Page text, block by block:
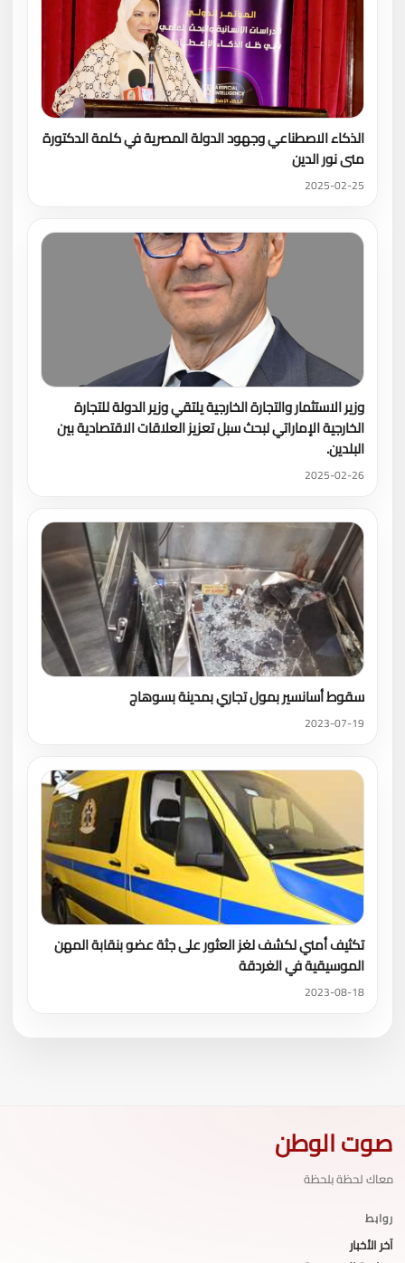
الذكاء الاصطناعي وجهود الدولة المصرية في كلمة الدكتورة
منى نور الدين
2025-02-25
وزير الاستثمار والتجارة الخارجية يلتقي وزير الدولة للتجارة
الخارجية الإماراتي لبحث سبل تعزيز العلاقات الاقتصادية بين
البلدين.
2025-02-26
سقوط أسانسير بمول تجاري بمدينة بسوهاج
2023-07-19
تكثيف أمني لكشف لغز العثور على جثة عضو بنقابة المهن
الموسيقية في الغردقة
2023-08-18
صوت الوطن
معاك لحظة بلحظة
روابط
آخر الأخبار